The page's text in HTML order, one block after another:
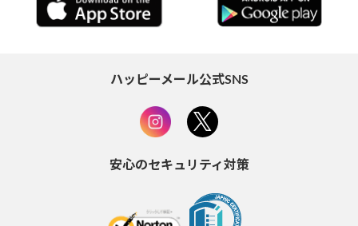
ハッピーメール公式SNS
安心のセキュリティ対策